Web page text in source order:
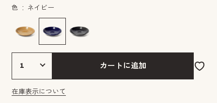
色 ネイビー
カートに追加
在庫表示について